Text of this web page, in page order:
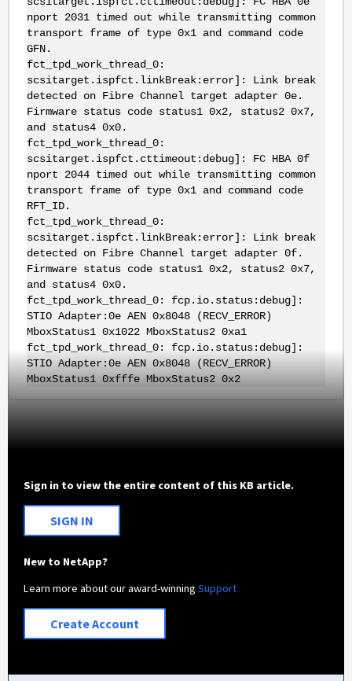
nport 2031 timed out while transmitting common
transport frame of type 0x1 and command code
GFN.
fct_tpd_work_thread_0:
scsitarget.ispfct.linkBreak:error]: Link break
detected on Fibre Channel target adapter 0e.
Firmware status code status1 0x2, status2 0x7,
and status4 0x0.
fct_tpd_work_thread_0:
scsitarget.ispfct.cttimeout:debug]: FC HBA 0f
nport 2044 timed out while transmitting common
transport frame of type 0x1 and command code
RFT_ID.
fct_tpd_work_thread_0:
scsitarget.ispfct.linkBreak:error]: Link break
detected on Fibre Channel target adapter 0f.
Firmware status code status1 0x2, status2 0x7,
and status4 0x0.
fct_tpd_work_thread_0: fcp.io.status:debug]:
STIO Adapter:0e AEN 0x8048 (RECV_ERROR)
MboxStatus1 0x1022 MboxStatus2 0xa1
fct_tpd_work_thread_0: fcp.io.status:debug]:
STIO Adapter:0e AEN 0x8048 (RECV_ERROR)
MboxStatus1 0xfffe MboxStatus2 0x2
Sign in to view the entire content of this KB article.
SIGN IN
New to NetApp?
Learn more about our award-winningSupport
Create Account